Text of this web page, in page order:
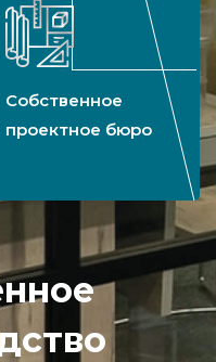
Собственное
проектное бюро